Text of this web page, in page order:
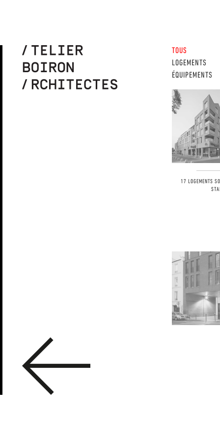
TOUS
LOGEMENTS
ÉQUIPEMENTS
17 LOGEMENTS